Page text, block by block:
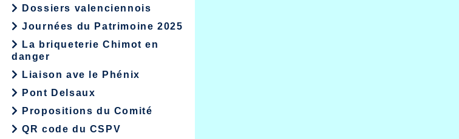
Dossiers valenciennois
Journées du Patrimoine 2025
La briqueterie Chimot en
danger
Liaison ave le Phénix
Pont Delsaux
Propositions du Comité
QR code du CSPV